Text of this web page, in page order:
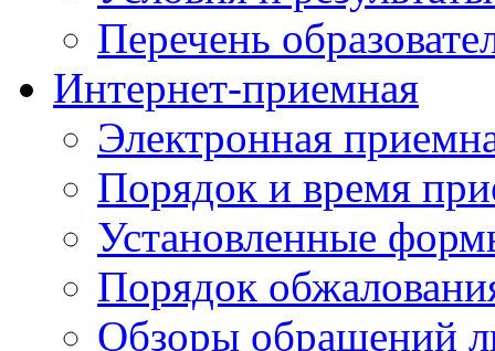
Перечень
Интернет-приемная
Электронная
Порядок и время
Установленные
Порядок
Обзоры обращений